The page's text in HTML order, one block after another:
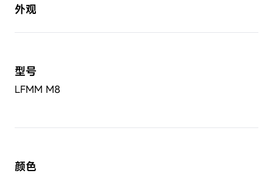
外观
型号
LFMM M8
颜色